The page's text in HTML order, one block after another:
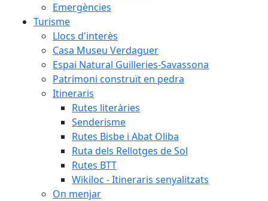
Emergències
Turisme
Llocs d'interès
Casa Museu Verdaguer
Espai Natural Guilleries-Savassona
Patrimoni construït en pedra
Itineraris
Rutes literàries
Senderisme
Rutes Bisbe i Abat Oliba
Ruta dels Rellotges de Sol
Rutes BTT
Wikiloc - Itineraris senyalitzats
On menjar